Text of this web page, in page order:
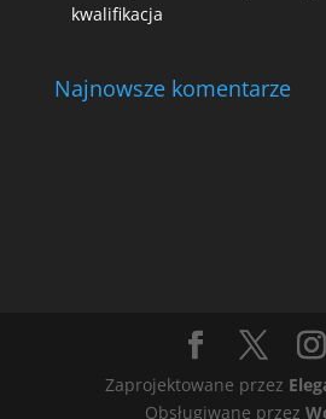
kwalifikacja
Najnowsze komentarze
Zaprojektowane przez
Obsługiwane przez